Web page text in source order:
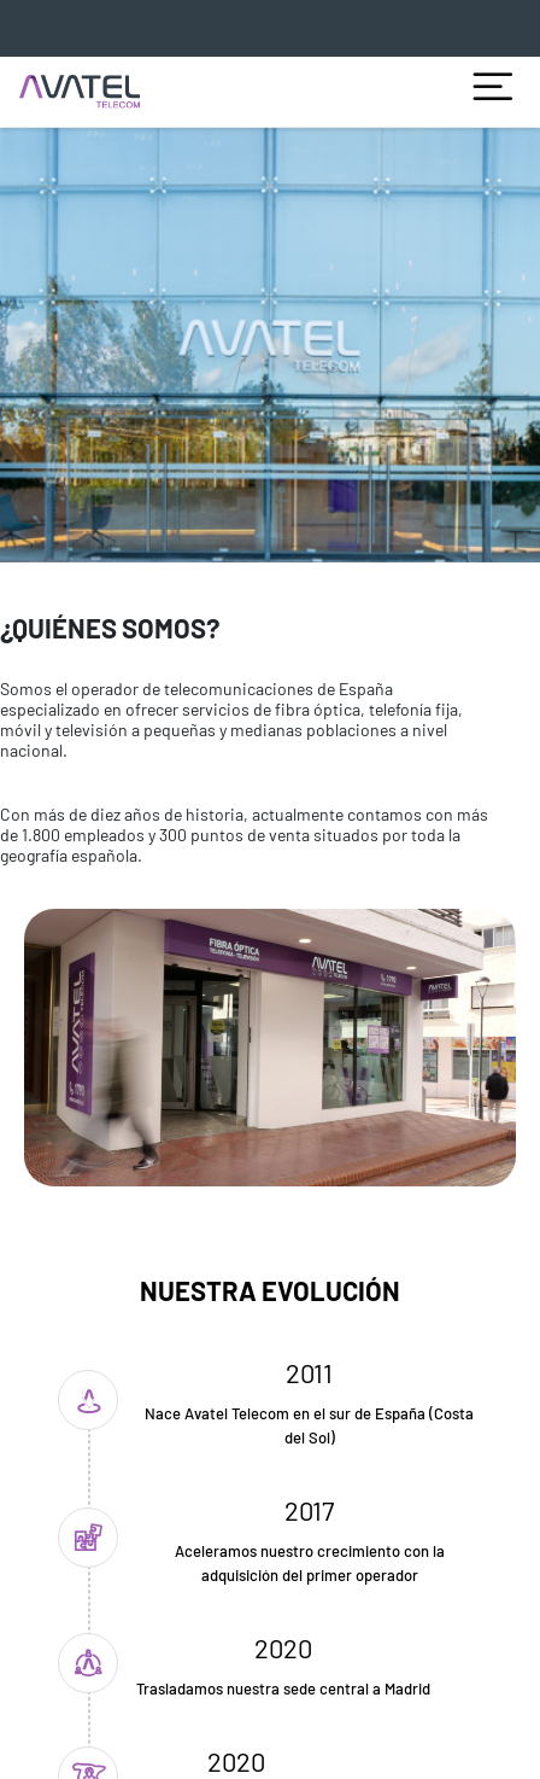
¿QUIÉNES SOMOS?
Somos el operador de telecomunicaciones de España
especializado en ofrecer servicios de fibra óptica, telefonía fija,
móvil y televisión a pequeñas y medianas poblaciones a nivel
nacional.
Con más de diez años de historia, actualmente contamos con más
de 1.800 empleados y 300 puntos de venta situados por toda la
geografía española.
NUESTRA EVOLUCIÓN
2011
Nace Avatel Telecom en el sur de España (Costa
del Sol)
2017
Aceleramos nuestro crecimiento con la
adquisición del primer operador
2020
Trasladamos nuestra sede central a Madrid
2020